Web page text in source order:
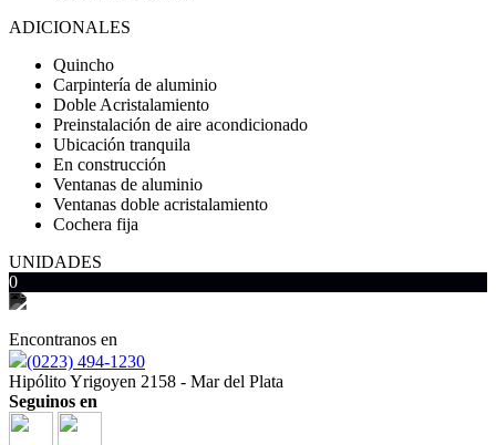
ADICIONALES
Quincho
Carpintería de aluminio
Doble Acristalamiento
Preinstalación de aire acondicionado
Ubicación tranquila
En construcción
Ventanas de aluminio
Ventanas doble acristalamiento
Cochera fija
UNIDADES
0
Encontranos en
(0223) 494-1230
Hipólito Yrigoyen 2158 - Mar del Plata
Seguinos en